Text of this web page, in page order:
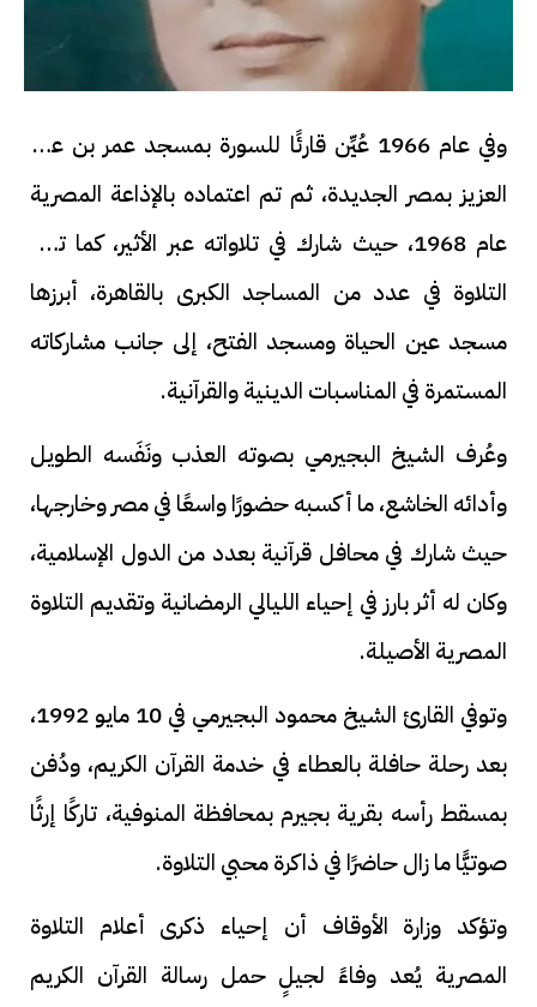
وفي عام 1966 عُيِّن قارئًا للسورة بمسجد عمر بن عبد
العزيز بمصر الجديدة، ثم تم اعتماده بالإذاعة المصرية
عام 1968، حيث شارك في تلاواته عبر الأثير، كما تولى
التلاوة في عدد من المساجد الكبرى بالقاهرة، أبرزها
مسجد عين الحياة ومسجد الفتح، إلى جانب مشاركاته
المستمرة في المناسبات الدينية والقرآنية.
وعُرف الشيخ البجيرمي بصوته العذب ونَفَسه الطويل
وأدائه الخاشع، ما أكسبه حضورًا واسعًا في مصر وخارجها،
حيث شارك في محافل قرآنية بعدد من الدول الإسلامية،
وكان له أثر بارز في إحياء الليالي الرمضانية وتقديم التلاوة
المصرية الأصيلة.
وتوفي القارئ الشيخ محمود البجيرمي في 10 مايو 1992،
بعد رحلة حافلة بالعطاء في خدمة القرآن الكريم، ودُفن
بمسقط رأسه بقرية بجيرم بمحافظة المنوفية، تاركًا إرثًا
صوتيًّا ما زال حاضرًا في ذاكرة محبي التلاوة.
وتؤكد وزارة الأوقاف أن إحياء ذكرى أعلام التلاوة
المصرية يُعد وفاءً لجيلٍ حمل رسالة القرآن الكريم